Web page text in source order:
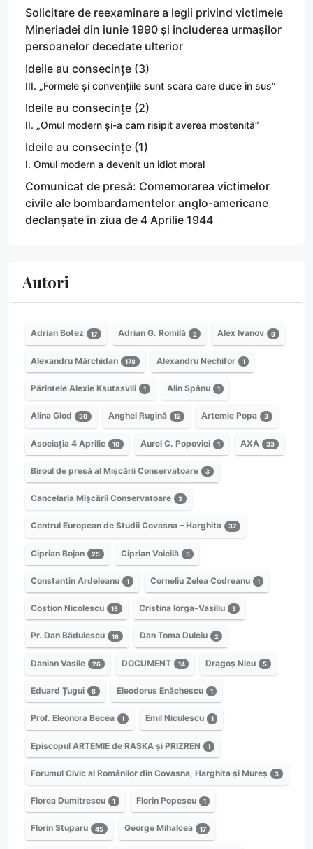
Solicitare de reexaminare a legii privind victimele
Mineriadei din iunie 1990 și includerea urmașilor
persoanelor decedate ulterior
Ideile au consecințe (3)
III. „Formele și convențiile sunt scara care duce în sus”
Ideile au consecințe (2)
II. „Omul modern și-a cam risipit averea moștenită”
Ideile au consecințe (1)
I. Omul modern a devenit un idiot moral
Comunicat de presă: Comemorarea victimelor
civile ale bombardamentelor anglo-americane
declanșate în ziua de 4 Aprilie 1944
Autori
Adrian Botez 17 Adrian G. Romilă 2 Alex Ivanov 9
Alexandru Mărchidan 178 Alexandru Nechifor 1
Părintele Alexie Ksutasvili 1 Alin Spânu 1
Alina Glod 30 Anghel Rugină 12 Artemie Popa 3
Asociația 4 Aprilie 10 Aurel C. Popovici 1 AXA 33
Biroul de presă al Mișcării Conservatoare 3
Cancelaria Mișcării Conservatoare 3
Centrul European de Studii Covasna – Harghita 37
Ciprian Bojan 25 Ciprian Voicilă 5
Constantin Ardeleanu 1 Corneliu Zelea Codreanu 1
Costion Nicolescu 15 Cristina Iorga-Vasiliu 3
Pr. Dan Bădulescu 16 Dan Toma Dulciu 2
Danion Vasile 26 DOCUMENT 14 Dragoș Nicu 5
Eduard Țugui 8 Eleodorus Enăchescu 1
Prof. Eleonora Becea 1 Emil Niculescu 1
Episcopul ARTEMIE de RASKA și PRIZREN 1
Forumul Civic al Românilor din Covasna, Harghita și Mureș 3
Florea Dumitrescu 1 Florin Popescu 1
Florin Stuparu 45 George Mihalcea 17